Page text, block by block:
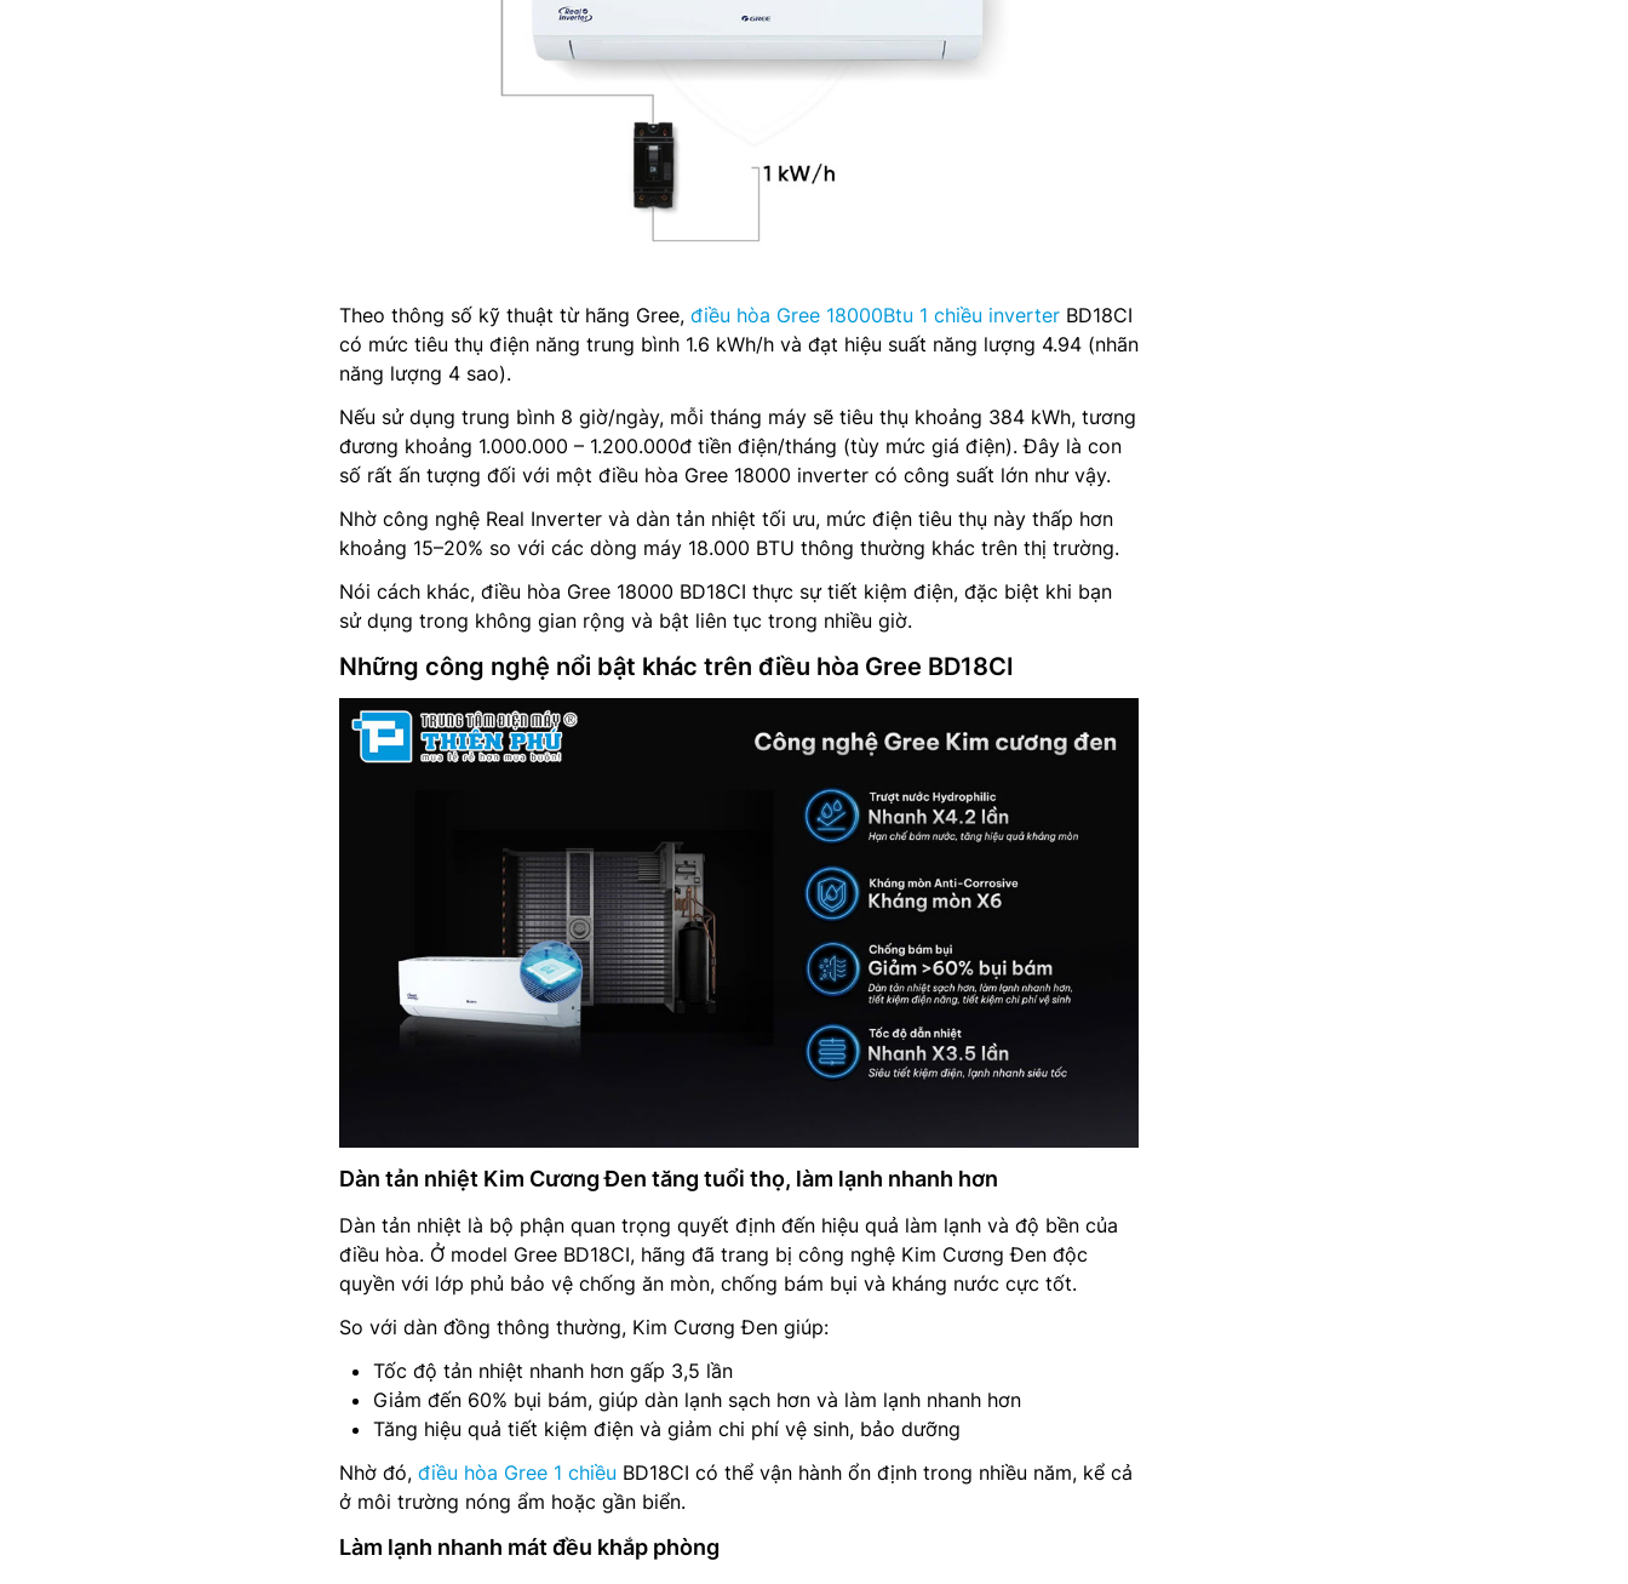
Theo thông số kỹ thuật từ hãng Gree, điều hòa Gree 18000Btu 1 chiều inverter BD18CI
có mức tiêu thụ điện năng trung bình 1.6 kWh/h và đạt hiệu suất năng lượng 4.94 (nhãn
năng lượng 4 sao).
Nếu sử dụng trung bình 8 giờ/ngày, mỗi tháng máy sẽ tiêu thụ khoảng 384 kWh, tương
đương khoảng 1.000.000 – 1.200.000đ tiền điện/tháng (tùy mức giá điện). Đây là con
số rất ấn tượng đối với một điều hòa Gree 18000 inverter có công suất lớn như vậy.
Nhờ công nghệ Real Inverter và dàn tản nhiệt tối ưu, mức điện tiêu thụ này thấp hơn
khoảng 15–20% so với các dòng máy 18.000 BTU thông thường khác trên thị trường.
Nói cách khác, điều hòa Gree 18000 BD18CI thực sự tiết kiệm điện, đặc biệt khi bạn
sử dụng trong không gian rộng và bật liên tục trong nhiều giờ.
Những công nghệ nổi bật khác trên điều hòa Gree BD18CI
Dàn tản nhiệt Kim Cương Đen tăng tuổi thọ, làm lạnh nhanh hơn
Dàn tản nhiệt là bộ phận quan trọng quyết định đến hiệu quả làm lạnh và độ bền của
điều hòa. Ở model Gree BD18CI, hãng đã trang bị công nghệ Kim Cương Đen độc
quyền với lớp phủ bảo vệ chống ăn mòn, chống bám bụi và kháng nước cực tốt.
So với dàn đồng thông thường, Kim Cương Đen giúp:
Tốc độ tản nhiệt nhanh hơn gấp 3,5 lần
Giảm đến 60% bụi bám, giúp dàn lạnh sạch hơn và làm lạnh nhanh hơn
Tăng hiệu quả tiết kiệm điện và giảm chi phí vệ sinh, bảo dưỡng
Nhờ đó, điều hòa Gree 1 chiều BD18CI có thể vận hành ổn định trong nhiều năm, kể cả
ở môi trường nóng ẩm hoặc gần biển.
Làm lạnh nhanh mát đều khắp phòng